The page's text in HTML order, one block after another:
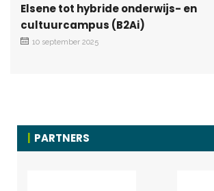
Elsene tot hybride onderwijs- en
cultuurcampus (B2Ai)
10 september 2025
PARTNERS